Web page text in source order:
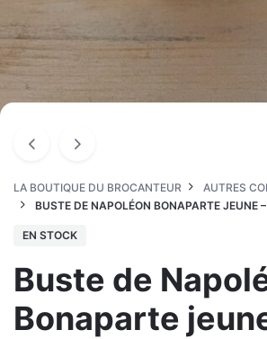
LA BOUTIQUE DU BROCANTEUR
AUTRES
BUSTE DE NAPOLÉON BONAPARTE JEUNE –
EN STOCK
Buste de
Bonaparte